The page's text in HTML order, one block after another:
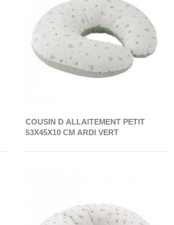
COUSIN D ALLAITEMENT PETIT
53X45X10 CM ARDI VERT